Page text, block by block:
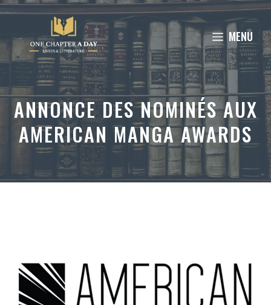
Aller
contenu
MENU
ANNONCE DES NOMINÉS AUX
AMERICAN MANGA AWARDS